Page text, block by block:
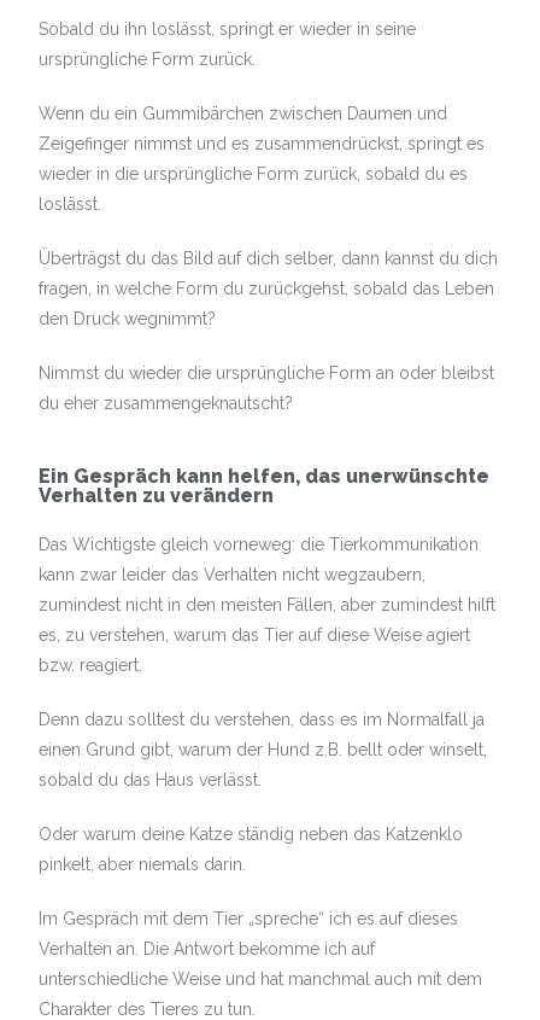
Sobald du ihn loslässt, springt er wieder in seine
ursprüngliche Form zurück.
Wenn du ein Gummibärchen zwischen Daumen und
Zeigefinger nimmst und es zusammendrückst, springt es
wieder in die ursprüngliche Form zurück, sobald du es
loslässt.
Überträgst du das Bild auf dich selber, dann kannst du dich
fragen, in welche Form du zurückgehst, sobald das Leben
den Druck wegnimmt?
Nimmst du wieder die ursprüngliche Form an oder bleibst
du eher zusammengeknautscht?
Ein Gespräch kann helfen, das unerwünschte
Verhalten zu verändern
Das Wichtigste gleich vorneweg: die Tierkommunikation
kann zwar leider das Verhalten nicht wegzaubern,
zumindest nicht in den meisten Fällen, aber zumindest hilft
es, zu verstehen, warum das Tier auf diese Weise agiert
bzw. reagiert.
Denn dazu solltest du verstehen, dass es im Normalfall ja
einen Grund gibt, warum der Hund z.B. bellt oder winselt,
sobald du das Haus verlässt.
Oder warum deine Katze ständig neben das Katzenklo
pinkelt, aber niemals darin.
Im Gespräch mit dem Tier „spreche“ ich es auf dieses
Verhalten an. Die Antwort bekomme ich auf
unterschiedliche Weise und hat manchmal auch mit dem
Charakter des Tieres zu tun.